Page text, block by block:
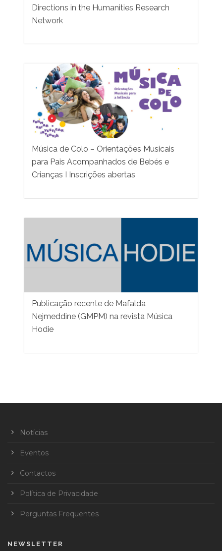
Directions in the Humanities Research
Network
Música de Colo – Orientações Musicais
para Pais Acompanhados de Bebés e
Crianças I Inscrições abertas
Publicação recente de Mafalda
Nejmeddine (GMPM) na revista Música
Hodie
Notícias
Eventos
Contactos
Política de Privacidade
Perguntas Frequentes
NEWSLETTER